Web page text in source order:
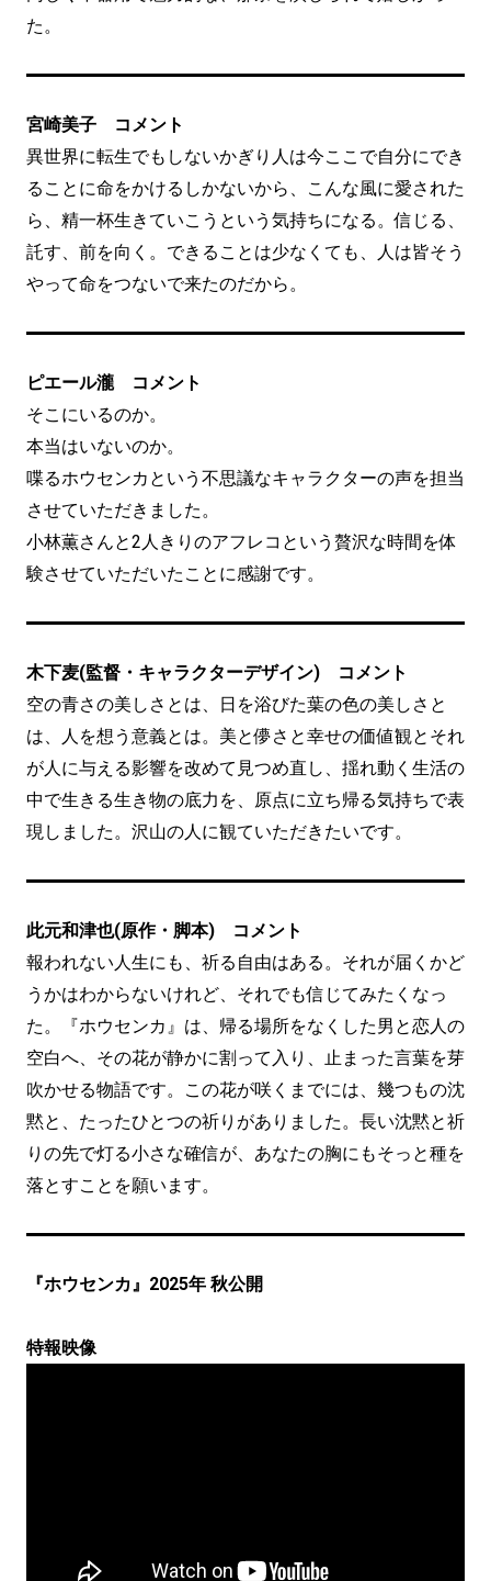
た。
宮崎美子 コメント
異世界に転生でもしないかぎり人は今ここで自分にでき
ることに命をかけるしかないから、こんな風に愛された
ら、精一杯生きていこうという気持ちになる。信じる、
託す、前を向く。できることは少なくても、人は皆そう
やって命をつないで来たのだから。
ピエール瀧 コメント
そこにいるのか。
本当はいないのか。
喋るホウセンカという不思議なキャラクターの声を担当
させていただきました。
小林薫さんと2人きりのアフレコという贅沢な時間を体
験させていただいたことに感謝です。
木下麦(監督・キャラクターデザイン) コメント
空の青さの美しさとは、日を浴びた葉の色の美しさと
は、人を想う意義とは。美と儚さと幸せの価値観とそれ
が人に与える影響を改めて見つめ直し、揺れ動く生活の
中で生きる生き物の底力を、原点に立ち帰る気持ちで表
現しました。沢山の人に観ていただきたいです。
此元和津也(原作・脚本) コメント
報われない人生にも、祈る自由はある。それが届くかど
うかはわからないけれど、それでも信じてみたくなっ
た。『ホウセンカ』は、帰る場所をなくした男と恋人の
空白へ、その花が静かに割って入り、止まった言葉を芽
吹かせる物語です。この花が咲くまでには、幾つもの沈
黙と、たったひとつの祈りがありました。長い沈黙と祈
りの先で灯る小さな確信が、あなたの胸にもそっと種を
落とすことを願います。
『ホウセンカ』2025年 秋公開
特報映像